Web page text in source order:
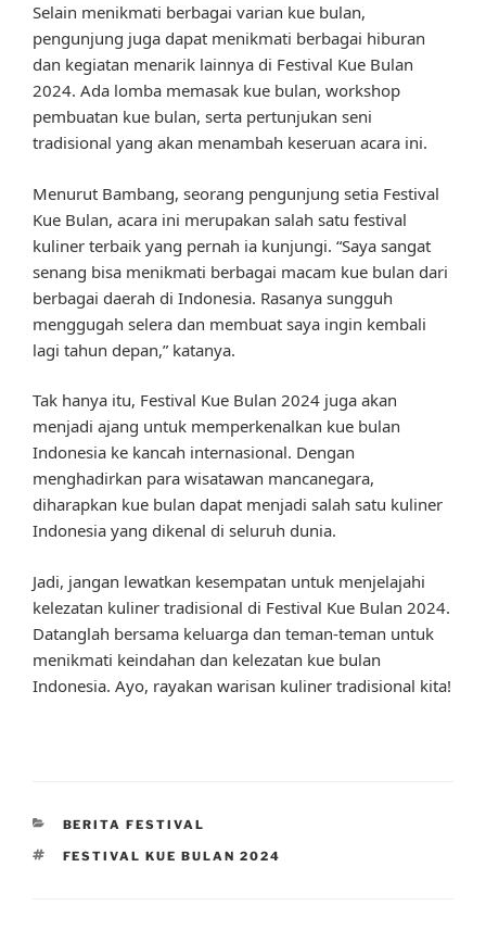
Selain menikmati berbagai varian kue bulan,
pengunjung juga dapat menikmati berbagai hiburan
dan kegiatan menarik lainnya di Festival Kue Bulan
2024. Ada lomba memasak kue bulan, workshop
pembuatan kue bulan, serta pertunjukan seni
tradisional yang akan menambah keseruan acara ini.
Menurut Bambang, seorang pengunjung setia Festival
Kue Bulan, acara ini merupakan salah satu festival
kuliner terbaik yang pernah ia kunjungi. “Saya sangat
senang bisa menikmati berbagai macam kue bulan dari
berbagai daerah di Indonesia. Rasanya sungguh
menggugah selera dan membuat saya ingin kembali
lagi tahun depan,” katanya.
Tak hanya itu, Festival Kue Bulan 2024 juga akan
menjadi ajang untuk memperkenalkan kue bulan
Indonesia ke kancah internasional. Dengan
menghadirkan para wisatawan mancanegara,
diharapkan kue bulan dapat menjadi salah satu kuliner
Indonesia yang dikenal di seluruh dunia.
Jadi, jangan lewatkan kesempatan untuk menjelajahi
kelezatan kuliner tradisional di Festival Kue Bulan 2024.
Datanglah bersama keluarga dan teman-teman untuk
menikmati keindahan dan kelezatan kue bulan
Indonesia. Ayo, rayakan warisan kuliner tradisional kita!
CATEGORIES
BERITA FESTIVAL
TAGS
FESTIVAL KUE BULAN 2024